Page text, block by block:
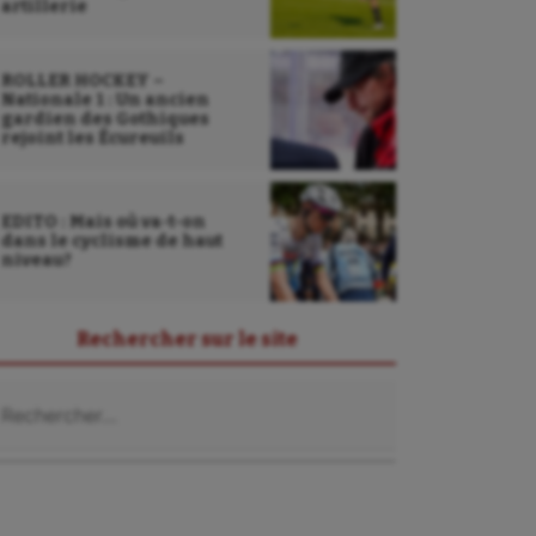
artillerie
ROLLER HOCKEY –
Nationale 1 : Un ancien
gardien des Gothiques
rejoint les Écureuils
EDITO : Mais où va-t-on
dans le cyclisme de haut
niveau?
Rechercher sur le site